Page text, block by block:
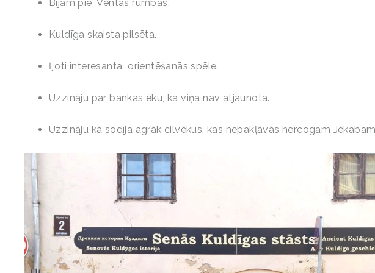
Bijām pie Ventas rumbas.
Kuldīga skaista pilsēta.
Ļoti interesanta orientēšanās spēle.
Uzzināju par bankas ēku, ka viņa nav atjaunota.
Uzzināju kā sodīja agrāk cilvēkus, kas nepakļāvās hercogam